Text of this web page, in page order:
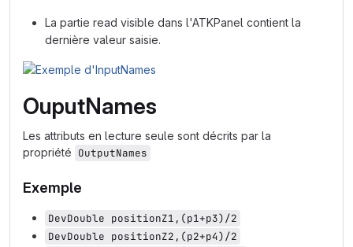
La partie read visible dans l'ATKPanel contient la
dernière valeur saisie.
OuputNames
Les attributs en lecture seule sont décrits par la
propriété OutputNames
Exemple
DevDouble positionZ1,(p1+p3)/2
DevDouble positionZ2,(p2+p4)/2